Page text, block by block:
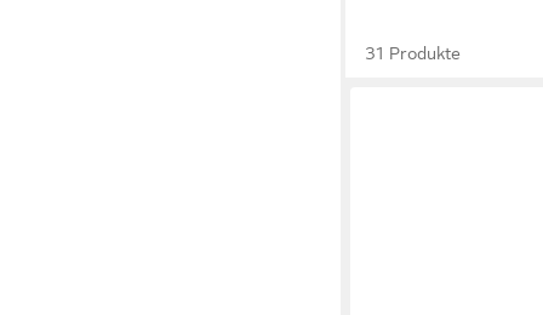
31 Produkte